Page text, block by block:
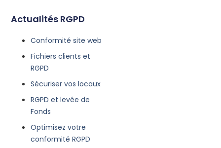
Actualités RGPD
Conformité site web
Fichiers clients et
RGPD
Sécuriser vos locaux
RGPD et levée de
Fonds
Optimisez votre
conformité RGPD